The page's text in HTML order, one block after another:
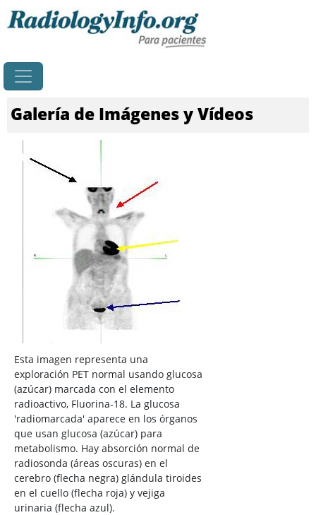
Galería de Imágenes y Vídeos
Esta imagen representa una
exploración PET normal usando glucosa
(azúcar) marcada con el elemento
radioactivo, Fluorina-18. La glucosa
'radiomarcada' aparece en los órganos
que usan glucosa (azúcar) para
metabolismo. Hay absorción normal de
radiosonda (áreas oscuras) en el
cerebro (flecha negra) glándula tiroides
en el cuello (flecha roja) y vejiga
urinaria (flecha azul).